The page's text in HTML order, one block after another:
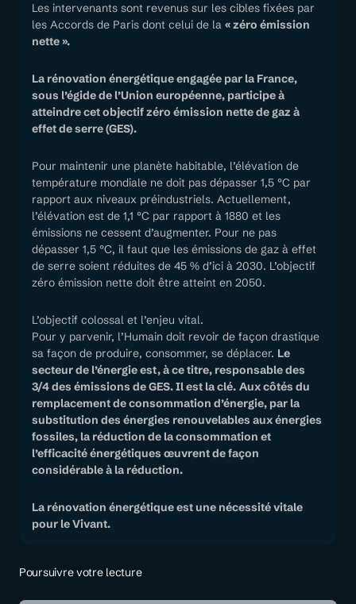
Les intervenants sont revenus sur les cibles fixées par
les Accords de Paris dont celui de la « zéro émission
nette ».
La rénovation énergétique engagée par la France,
sous l’égide de l’Union européenne, participe à
atteindre cet objectif zéro émission nette de gaz à
effet de serre (GES).
Pour maintenir une planète habitable, l’élévation de
température mondiale ne doit pas dépasser 1,5 °C par
rapport aux niveaux préindustriels. Actuellement,
l’élévation est de 1,1 °C par rapport à 1880 et les
émissions ne cessent d’augmenter. Pour ne pas
dépasser 1,5 °C, il faut que les émissions de gaz à effet
de serre soient réduites de 45 % d’ici à 2030. L’objectif
zéro émission nette doit être atteint en 2050.
L’objectif colossal et l’enjeu vital.
Pour y parvenir, l’Humain doit revoir de façon drastique
sa façon de produire, consommer, se déplacer. Le
secteur de l’énergie est, à ce titre, responsable des
3/4 des émissions de GES. Il est la clé. Aux côtés du
remplacement de consommation d’énergie, par la
substitution des énergies renouvelables aux énergies
fossiles, la réduction de la consommation et
l’efficacité énergétiques œuvrent de façon
considérable à la réduction.
La rénovation énergétique est une nécessité vitale
pour le Vivant.
Poursuivre votre lecture